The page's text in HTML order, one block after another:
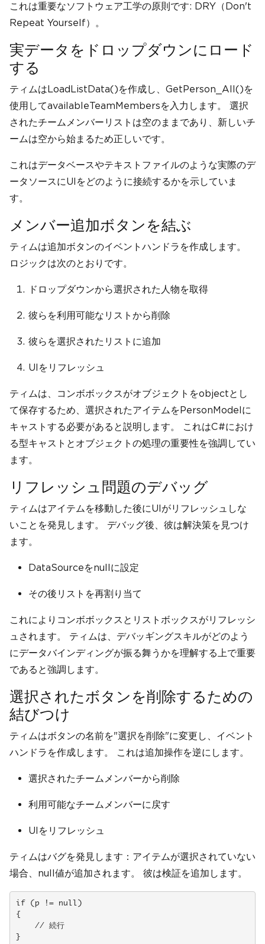
これは重要なソフトウェア工学の原則です: DRY（Don't
Repeat Yourself）。
実データをドロップダウンにロード
する
ティムはLoadListData()を作成し、GetPerson_All()を
使用してavailableTeamMembersを入力します。 選択
されたチームメンバーリストは空のままであり、新しいチ
ームは空から始まるため正しいです。
これはデータベースやテキストファイルのような実際のデ
ータソースにUIをどのように接続するかを示していま
す。
メンバー追加ボタンを結ぶ
ティムは追加ボタンのイベントハンドラを作成します。
ロジックは次のとおりです。
ドロップダウンから選択された人物を取得
彼らを利用可能なリストから削除
彼らを選択されたリストに追加
UIをリフレッシュ
ティムは、コンボボックスがオブジェクトをobjectとし
て保存するため、選択されたアイテムをPersonModelに
キャストする必要があると説明します。 これはC#におけ
る型キャストとオブジェクトの処理の重要性を強調してい
ます。
リフレッシュ問題のデバッグ
ティムはアイテムを移動した後にUIがリフレッシュしな
いことを発見します。 デバッグ後、彼は解決策を見つけ
ます。
DataSourceをnullに設定
その後リストを再割り当て
これによりコンボボックスとリストボックスがリフレッシ
ュされます。 ティムは、デバッギングスキルがどのよう
にデータバインディングが振る舞うかを理解する上で重要
であると強調します。
選択されたボタンを削除するための
結びつけ
ティムはボタンの名前を"選択を削除"に変更し、イベント
ハンドラを作成します。 これは追加操作を逆にします。
選択されたチームメンバーから削除
利用可能なチームメンバーに戻す
UIをリフレッシュ
ティムはバグを発見します：アイテムが選択されていない
場合、null値が追加されます。 彼は検証を追加します。
if (p != null)
{
}